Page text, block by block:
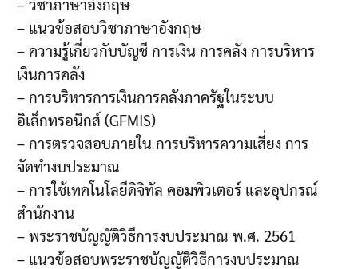
– วิชาภาษาอังกฤษ
– แนวข้อสอบวิชาภาษาอังกฤษ
– ความรู้เกี่ยวกับบัญชี การเงิน การคลัง การบริหาร
เงินการคลัง
– การบริหารการเงินการคลังภาครัฐในระบบ
อิเล็กทรอนิกส์ (GFMIS)
– การตรวจสอบภายใน การบริหารความเสี่ยง การ
จัดทำงบประมาณ
– การใช้เทคโนโลยีดิจิทัล คอมพิวเตอร์ และอุปกรณ์
สำนักงาน
– พระราชบัญญัติวิธีการงบประมาณ พ.ศ. 2561
– แนวข้อสอบพระราชบัญญัติวิธีการงบประมาณ